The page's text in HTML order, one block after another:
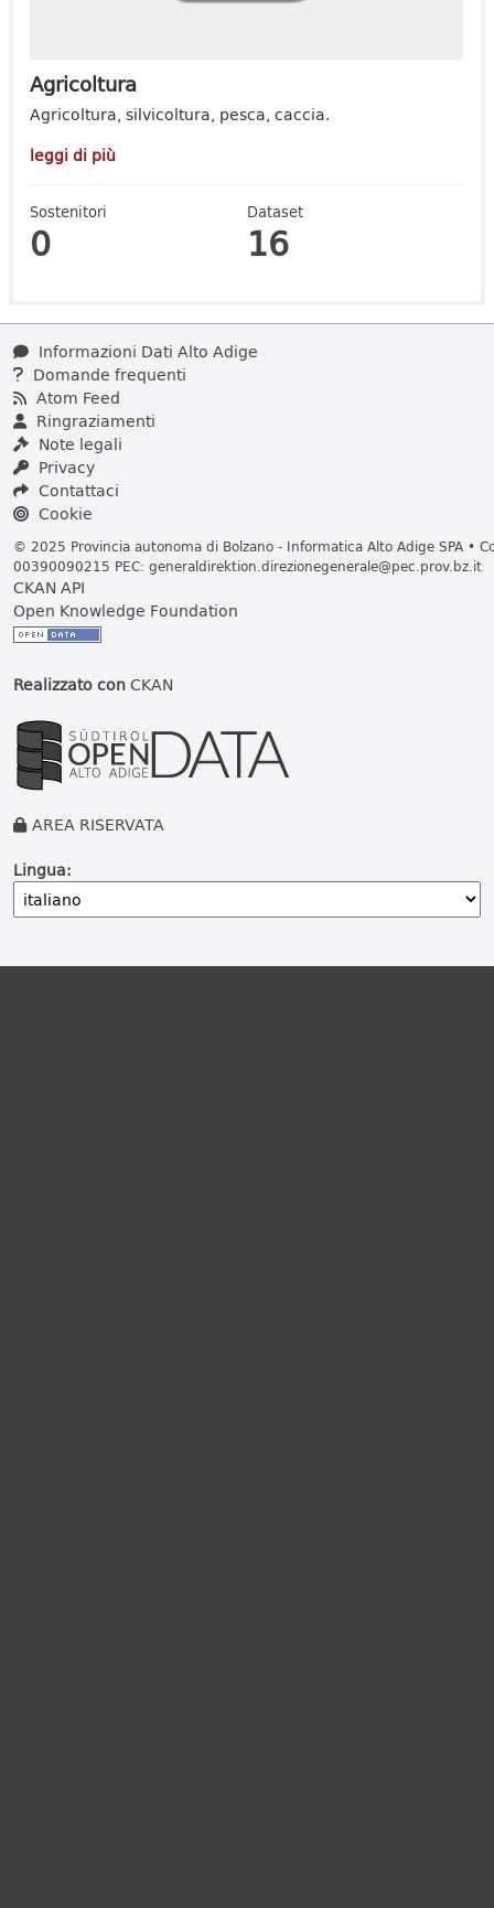
Agricoltura
Agricoltura, silvicoltura, pesca, caccia.
leggi di più
Sostenitori
0
Dataset
16
Informazioni Dati Alto Adige
Domande frequenti
Atom Feed
Ringraziamenti
Note legali
Privacy
Contattaci
Cookie
© 2025 Provincia autonoma di Bolzano - Informatica Alto Adige SPA •
00390090215 PEC: generaldirektion.direzionegenerale@pec.prov.bz.it
CKAN API
Open Knowledge Foundation
Realizzato conCKAN
AREA RISERVATA
Lingua